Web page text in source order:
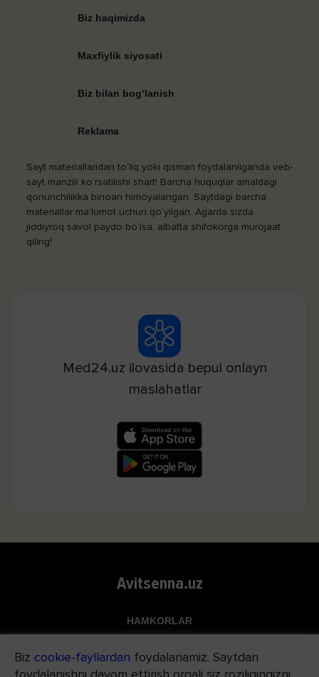
Biz haqimizda
Maxfiylik siyosati
Biz bilan bog‘lanish
Reklama
Sayt materiallaridan to‘liq yoki qisman foydalanilganda veb-
sayt manzili ko‘rsatilishi shart! Barcha huquqlar amaldagi
qonunchilikka binoan himoyalangan. Saytdagi barcha
materiallar ma’lumot uchun qo‘yilgan. Agarda sizda
jiddiyroq savol paydo bo‘lsa, albatta shifokorga murojaat
qiling!
Med24.uz ilovasida bepul onlayn
maslahatlar
Avitsenna.uz
HAMKORLAR
Apteka.uz
Med24.uz
Biz cookie-fayllardan foydalanamiz. Saytdan